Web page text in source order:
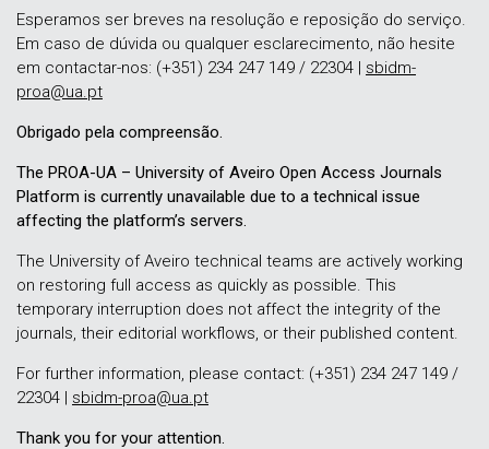
Esperamos ser breves na resolução e reposição do serviço.
Em caso de dúvida ou qualquer esclarecimento, não hesite
em contactar-nos: (+351) 234 247 149 / 22304 | sbidm-
proa@ua.pt
Obrigado pela compreensão.
The PROA-UA – University of Aveiro Open Access Journals
Platform is currently unavailable due to a technical issue
affecting the platform’s servers.
The University of Aveiro technical teams are actively working
on restoring full access as quickly as possible. This
temporary interruption does not affect the integrity of the
journals, their editorial workflows, or their published content.
For further information, please contact: (+351) 234 247 149 /
22304 | sbidm-proa@ua.pt
Thank you for your attention.